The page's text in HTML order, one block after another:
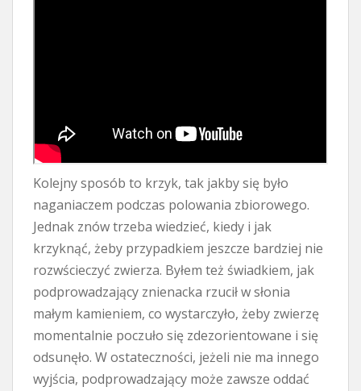
Kolejny sposób to krzyk, tak jakby się było
naganiaczem podczas polowania zbiorowego.
Jednak znów trzeba wiedzieć, kiedy i jak
krzyknąć, żeby przypadkiem jeszcze bardziej nie
rozwścieczyć zwierza. Byłem też świadkiem, jak
podprowadzający znienacka rzucił w słonia
małym kamieniem, co wystarczyło, żeby zwierzę
momentalnie poczuło się zdezorientowane i się
odsunęło. W ostateczności, jeżeli nie ma innego
wyjścia, podprowadzający może zawsze oddać